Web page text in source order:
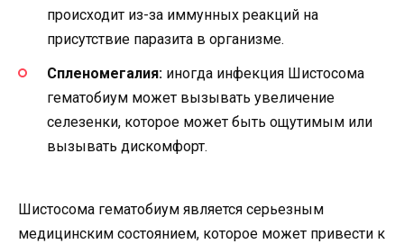
происходит из-за иммунных реакций на
присутствие паразита в организме.
Спленомегалия: иногда инфекция Шистосома
гематобиум может вызывать увеличение
селезенки, которое может быть ощутимым или
вызывать дискомфорт.
Шистосома гематобиум является серьезным
медицинским состоянием, которое может привести к